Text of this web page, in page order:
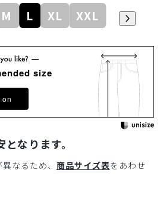
M L XL XXL
size
なります。
なるため、 商品サイズ表をあわせ